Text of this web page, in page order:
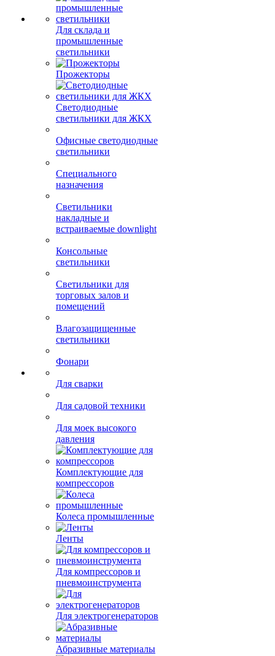
Для склада и
промышленные
светильники
Прожекторы
Светодиодные
светильники для ЖКХ
светильники
Специального
назначения
Светильники
встраиваемые downlight
светильники
торговых залов и
Влагозащищенные
светильники
Фонари
Для сварки
Для садовой техники
Для моек высокого
давления
Комплектующие для
компрессоров
Колеса промышленные
Ленты